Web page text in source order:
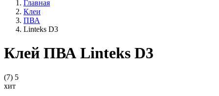
Главная
Клеи
ПВА
Linteks D3
Клей ПВА Linteks D3
(7) 5
хит